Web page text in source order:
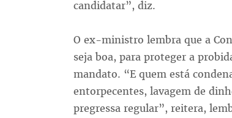
candidatar”, diz.
O ex-ministro lembra que a
seja boa, para proteger a
mandato. “E quem está
entorpecentes, lavagem de
pregressa regular”, reitera,